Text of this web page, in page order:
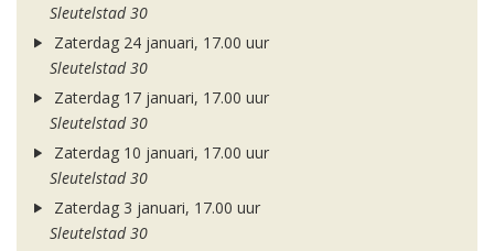
Sleutelstad 30
Zaterdag 24 januari, 17.00 uur
Sleutelstad 30
Zaterdag 17 januari, 17.00 uur
Sleutelstad 30
Zaterdag 10 januari, 17.00 uur
Sleutelstad 30
Zaterdag 3 januari, 17.00 uur
Sleutelstad 30